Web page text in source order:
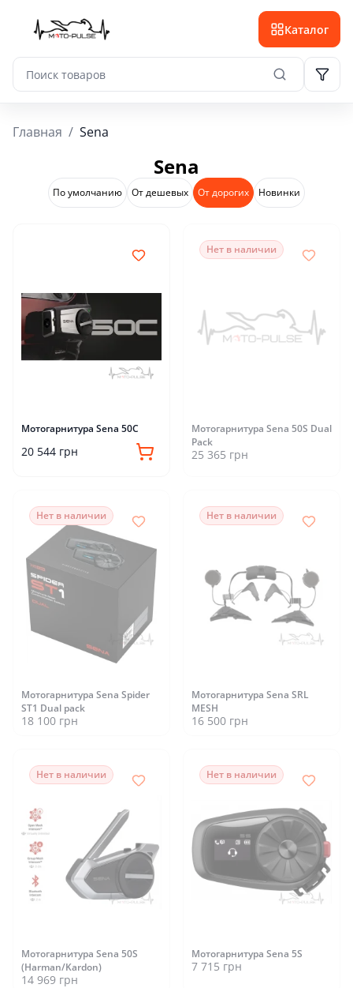
Каталог
Главная / Sena
Sena
По умолчанию От дешевых От дорогих Новинки
Мотогарнитура Sena 50C
20 544 грн
Нет в наличии
Мотогарнитура Sena 50S Dual
Pack
25 365 грн
Нет в наличии
Мотогарнитура Sena Spider
ST1 Dual pack
18 100 грн
Нет в наличии
Мотогарнитура Sena SRL
MESH
16 500 грн
Нет в наличии
Мотогарнитура Sena 50S
(Harman/Kardon)
14 969 грн
Нет в наличии
Мотогарнитура Sena 5S
7 715 грн